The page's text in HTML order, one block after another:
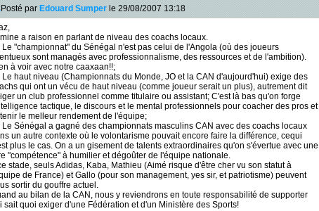
Posté par Edouard Sumper le 29/08/2007 13:18
a raison en parlant de niveau des coachs locaux.
Le "championnat" du Sénégal n'est pas celui de l'Angola (où des joueurs
sont managés avec professionnalisme, des ressources et de l'ambition).
à voir avec notre caaxaan!!;
Le haut niveau (Championnats du Monde, JO et la CAN d'aujourd'hui) exige des
qui ont un vécu de haut niveau (comme joueur serait un plus), autrement dit
un club professionnel comme titulaire ou assistant; C'est là bas qu'on forge
tactique, le discours et le mental professionnels pour coacher des pros et
le melleur rendement de l'équipe;
Le Sénégal a gagné des championnats masculins CAN avec des coachs locaux
un autre contexte où le volontarisme pouvait encore faire la différence, cequi
plus le cas. On a un gisement de talents extraordinaires qu'on s'évertue avec une
"compétence" à humilier et dégoûter de l'équipe nationale.
stade, seuls Adidas, Kaba, Mathieu (Aimé risque d'être cher vu son statut à
de France) et Gallo (pour son management, yes sir, et patriotisme) peuvent
sortir du gouffre actuel.
au bilan de la CAN, nous y reviendrons en toute responsabilité de supporter
sait quoi exiger d'une Fédération et d'un Ministère des Sports!